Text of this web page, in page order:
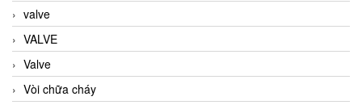
valve
VALVE
Valve
Vòi chữa cháy